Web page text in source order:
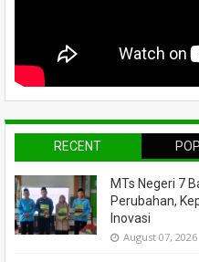
RECENT
MTs Negeri 7
Perubahan,
Inovasi
August 07, 2026